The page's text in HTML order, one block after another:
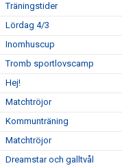
Träningstider
Lördag 4/3
Inomhuscup
Tromb sportlovscamp
Hej!
Matchtröjor
Kommunträning
Matchtröjor
Dreamstar och galltvål